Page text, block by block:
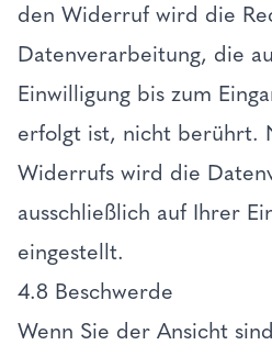
den Widerruf wird die
Datenverarbeitung, die
Einwilligung bis zum
erfolgt ist, nicht berührt.
Widerrufs wird die
ausschließlich auf Ihrer
eingestellt.
4.8 Beschwerde
Wenn Sie der Ansicht